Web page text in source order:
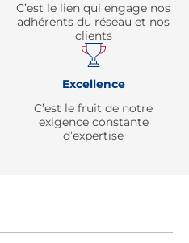
C’est le lien qui engage nos
adhérents du réseau et nos
clients
Excellence
C’est le fruit de notre
exigence constante
d’expertise